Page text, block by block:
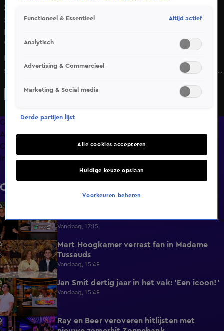
Shownieuws
Spraakmakende types van het tweede seizoen Winter Vol
9 jan 2025, 08:55
spraakmakende types van het huidige seizoen Winter Vol
kandidaat Mike en wat voor vrouw nou bij hem zou
Overzicht
Afleveringen
Clips
Info
Clips
1:45
Vandaag, 17:15
1:59
Mart Hoogkamer verrast fan in Madame
Tussauds
Vandaag, 15:49
7:33 Jan Smit dertig jaar in het vak: 'Een icoon!'
Vandaag, 15:49
4:47
Ray en Beer veroveren hitlijsten met
Functioneel & Essentieel Altijd actief
Analytisch
Advertising & Commercieel
Marketing & Social media
Derde partijen lijst
Alle cookies accepteren
Huidige keuze opslaan
Voorkeuren beheren